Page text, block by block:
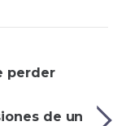
perder
de un